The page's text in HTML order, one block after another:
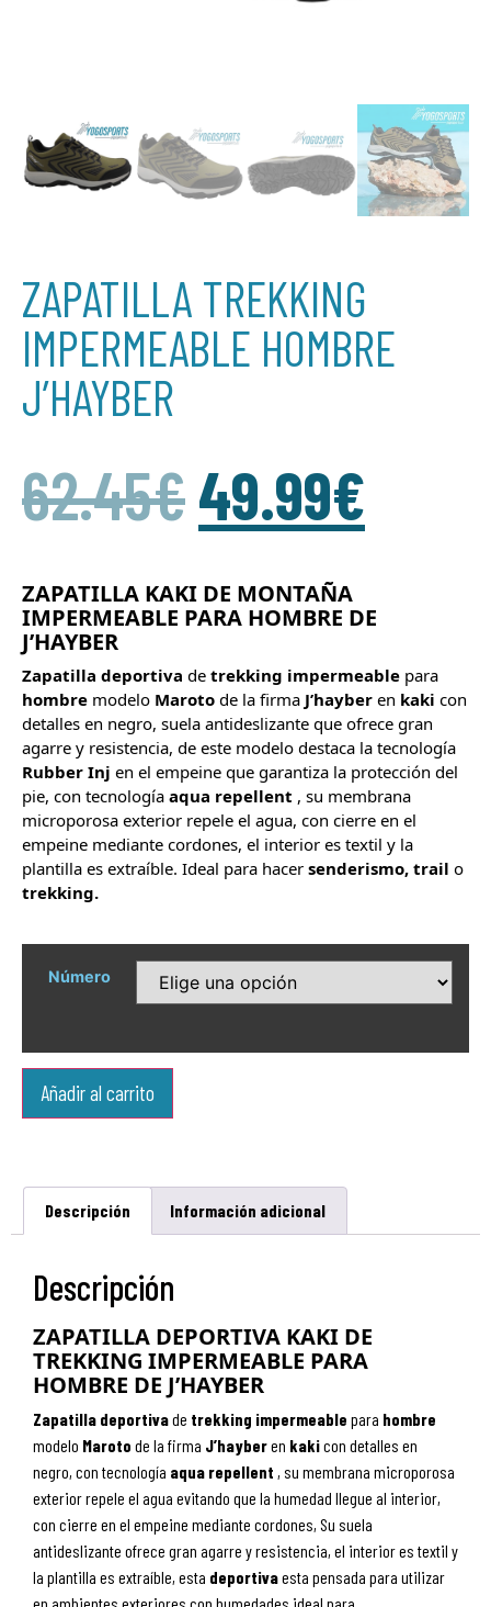
ZAPATILLA TREKKING
IMPERMEABLE HOMBRE
J’HAYBER
62.45€49.99€
ZAPATILLA KAKI DE MONTAÑA
IMPERMEABLE PARA HOMBRE DE
J’HAYBER
Zapatilla deportiva de trekking impermeable para
hombre modelo Maroto de la firma J’hayber en kaki con
detalles en negro, suela antideslizante que ofrece gran
agarre y resistencia, de este modelo destaca la tecnología
Rubber Inj en el empeine que garantiza la protección del
pie, con tecnologí­a aqua repellent , su membrana
microporosa exterior repele el agua, con cierre en el
empeine mediante cordones, el interior es textil y la
plantilla es extraíble. Ideal para hacer senderismo, trail o
trekking.
Número
Añadir al carrito
Descripción Información adicional
Descripción
ZAPATILLA DEPORTIVA KAKI DE
TREKKING IMPERMEABLE PARA
HOMBRE DE J’HAYBER
Zapatilla deportivade trekking impermeable para hombre
modelo Maroto de la firma J’hayberen kakicon detalles en
negro, con tecnologí­a aqua repellent , su membrana microporosa
exterior repele el agua evitando que la humedad llegue al interior,
con cierre en el empeine mediante cordones, Su suela
antideslizante ofrece gran agarre y resistencia, el interior es textil y
la plantilla es extraíble, esta deportivaesta pensada para utilizar
en ambientes exteriores con humedades ideal para